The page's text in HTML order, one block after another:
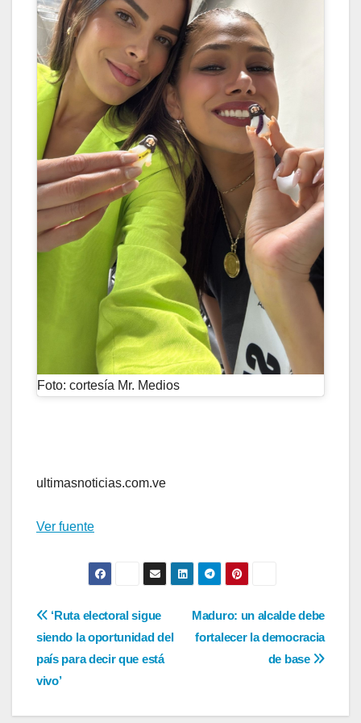
Foto: cortesía Mr. Medios
ultimasnoticias.com.ve
Ver fuente
Navegación
de
entradas
Maduro: un alcalde debe
fortalecer la democracia
de base
‘Ruta electoral sigue
siendo la oportunidad del
país para decir que está
vivo’